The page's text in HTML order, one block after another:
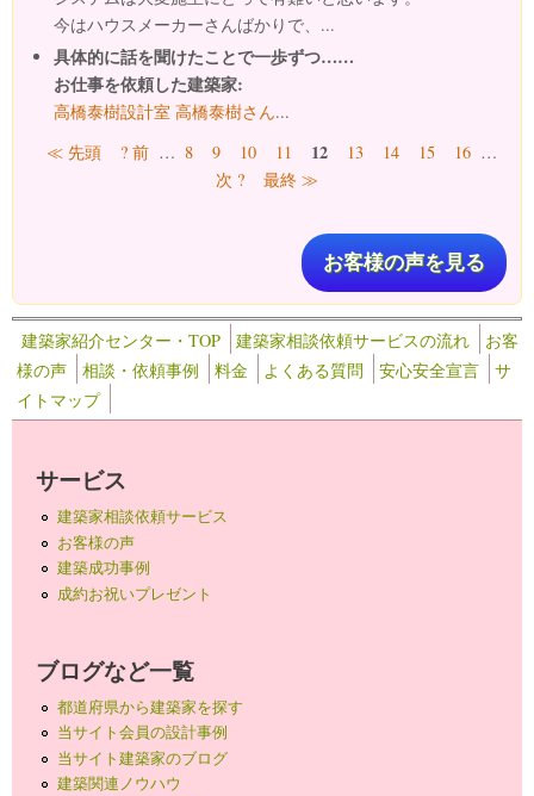
今はハウスメーカーさんばかりで、...
具体的に話を聞けたことで一歩ずつ……
お仕事を依頼した建築家:
高橋泰樹設計室 高橋泰樹さん...
ページ
≪ 先頭 ? 前 … 8 9 10 11 12 13 14 15 16 …
次 ?
最終 ≫
お客様の声を見る
建築家紹介センター・TOP 建築家相談依頼サービスの流れ
お客
様の声
相談・依頼事例 料金 よくある質問 安心安全宣言
サ
イトマップ
サービス
建築家相談依頼サービス
お客様の声
建築成功事例
成約お祝いプレゼント
ブログなど一覧
都道府県から建築家を探す
当サイト会員の設計事例
当サイト建築家のブログ
建築関連ノウハウ